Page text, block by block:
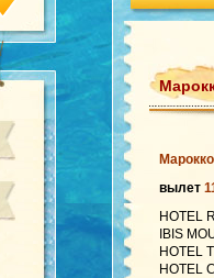
Марокко
вылет
HOTEL
IBIS
HOTEL
HOTEL